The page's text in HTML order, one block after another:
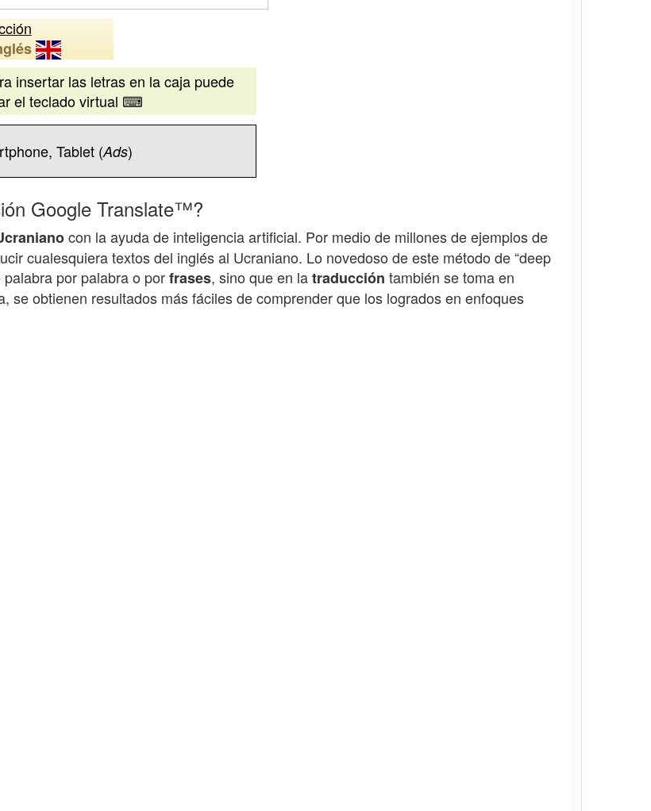
insertar las letras en la caja puede
el teclado virtual ⌨
Tablet (Ads)
Google Translate™?
con la ayuda de inteligencia artificial. Por medio de millones de ejemplos de
cualesquiera textos del inglés al Ucraniano. Lo novedoso de este método de “deep
por palabra o porfrases, sino que en latraducción también se toma en
se obtienen resultados más fáciles de comprender que los logrados en enfoques